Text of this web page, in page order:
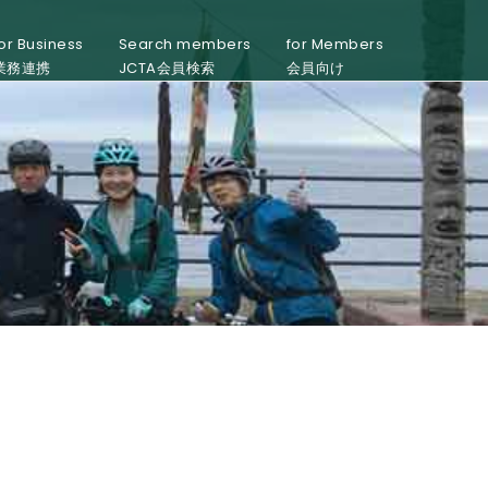
Business
務連携
Search members
JCTA会員検索
for Members
会員向け